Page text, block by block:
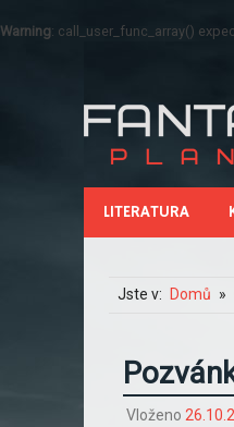
Warning: call_user_func_array()
LITERATURA
Jste v: Domů
Vloženo